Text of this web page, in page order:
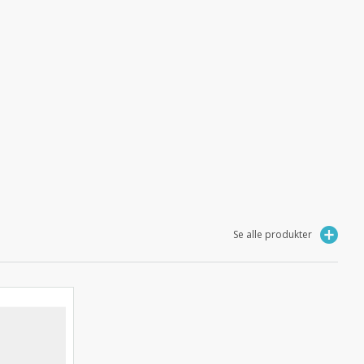
Se alle produkter